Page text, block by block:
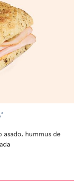
*
asado, hummus de